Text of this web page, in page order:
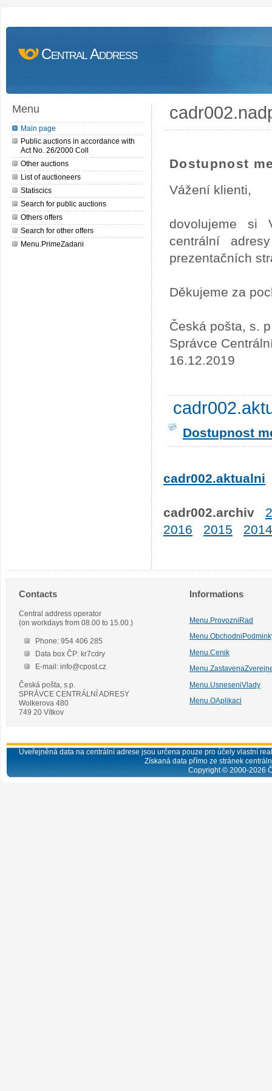
Central Address
Menu
Main page
Public auctions in accordance with
Act No. 26/2000 Coll
Other auctions
List of auctioneers
Statiscics
Search for public auctions
Others offers
Search for other offers
Menu.PrimeZadani
Dostupnost
Vážení klienti,
dovolujeme si
centrální
prezentačních
Děkujeme za
Česká pošta, s.
Správce
16.12.2019
Dostupnost
cadr002.aktualni
cadr002.archiv
2016
2015 2014
Contacts
Central address operator
(on workdays from 08.00 to 15.00.)
Phone: 954 406 285
Data box ČP: kr7cdry
E-mail: info@cpost.cz
Česká pošta, s.p.
SPRÁVCE CENTRÁLNÍ ADRESY
Wolkerova 480
749 20 Vítkov
Informations
Menu.ProvozniRad
Menu.Cenik
Menu.UsneseniVlady
Menu.OAplikaci
Uveřejněná data na centrální adrese jsou určena pouze pro účely vlastní
Získaná data přímo ze stránek
Copyright © 2000-2026